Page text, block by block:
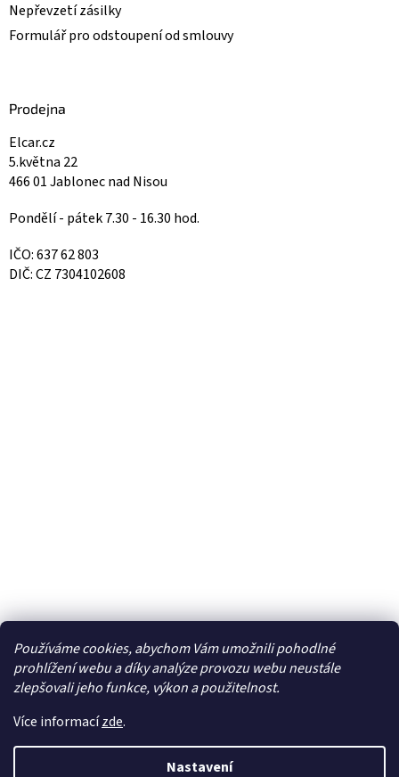
Používáme cookies, abychom Vám umožnili pohodlné
prohlížení webu a díky analýze provozu webu neustále
zlepšovali jeho funkce, výkon a použitelnost.
Více informacízde.
Nastavení
Nepřevzetí zásilky
Formulář pro odstoupení od smlouvy
Prodejna
Elcar.cz
5.května 22
466 01 Jablonec nad Nisou
Pondělí - pátek 7.30 - 16.30 hod.
IČO: 637 62 803
DIČ: CZ 7304102608
Facebook
Vytvořil Shoptet